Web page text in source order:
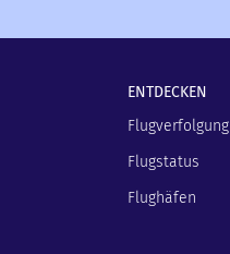
ENTDECKEN
Flugverfolgung
Flugstatus
Flughäfen